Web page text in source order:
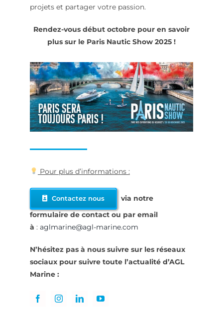
projets et partager votre passion.
Rendez-vous début octobre pour en savoir
plus sur le Paris Nautic Show 2025 !
Pour plus d’informations :
Contactez nous
via notre
formulaire de contact ou par email
à : aglmarine@agl-marine.com
N’hésitez pas à nous suivre sur les réseaux
sociaux pour suivre toute l’actualité d’AGL
Marine :